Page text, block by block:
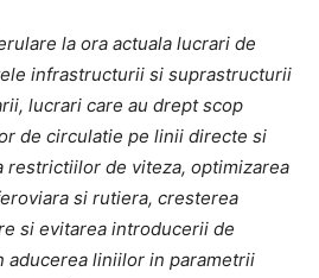
la ora actuala lucrari de
infrastructurii si suprastructurii
lucrari care au drept scop
de circulatie pe linii directe si
restrictiilor de viteza, optimizarea
si rutiera, cresterea
si evitarea introducerii de
aducerea liniilor in parametrii